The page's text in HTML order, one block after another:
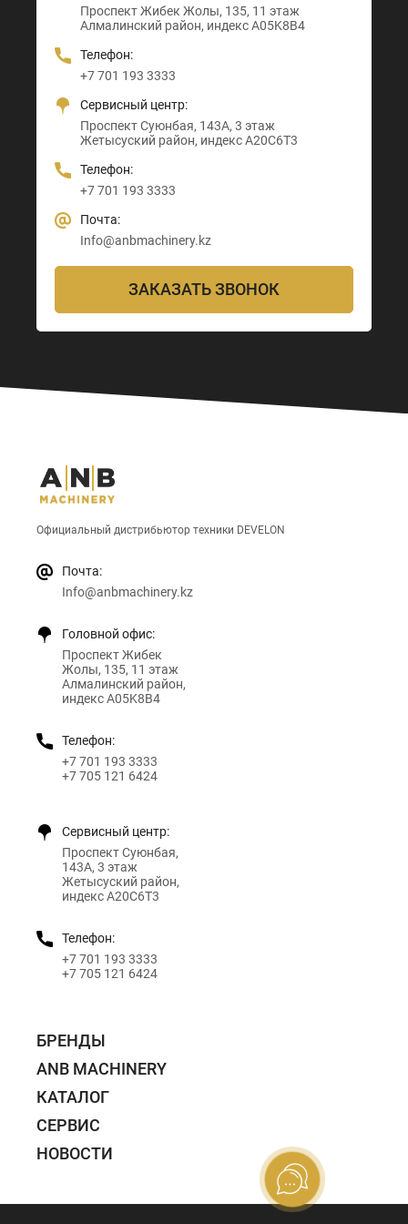
Проспект Жибек Жолы, 135, 11 этаж
Алмалинский район, индекс A05K8B4
Телефон:
+7 701 193 3333
Сервисный центр:
Проспект Суюнбая, 143А, 3 этаж
Жетысуский район, индекс A20C6T3
Телефон:
+7 701 193 3333
Почта:
Info@anbmachinery.kz
Астана-Караганда трасса, 3
Алматы район, индекс Z00T3F3
Телефон:
+7 705 121 64 24
Почта:
Info@anbmachinery.kz
Абайский район, индекс 160020
+7 705 121 64 24
Info@anbmachinery.kz
Индекс D00M4X4
+7 705 121 64 24
Info@anbmachinery.kz
ЗАКАЗАТЬ ЗВОНОК
Официальный дистрибьютор техники DEVELON
Почта:
Info@anbmachinery.kz
Головной офис:
Проспект Жибек
Жолы, 135, 11 этаж
Алмалинский район,
индекс A05K8B4
Телефон:
+7 701 193 3333
+7 705 121 6424
Сервисный центр:
Проспект Суюнбая,
143А, 3 этаж
Жетысуский район,
индекс A20C6T3
Телефон:
+7 701 193 3333
+7 705 121 6424
БРЕНДЫ
ANB MACHINERY
КАТАЛОГ
СЕРВИС
НОВОСТИ